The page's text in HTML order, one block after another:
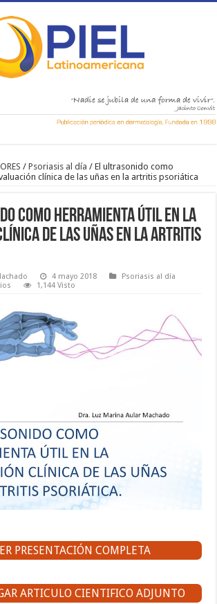
/ Psoriasis al día / El ultrasonido como
clínica de las uñas en la artritis psoriática
como herramienta útil en la
de las uñas en la artritis
4 mayo 2018
Psoriasis al día
1,144 Visto
PRESENTACIÓN COMPLETA
ARTICULO CIENTIFICO ADJUNTO